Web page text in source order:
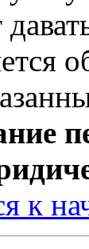
к